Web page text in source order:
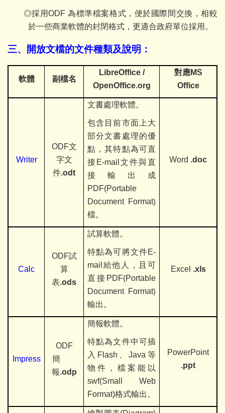
◎採用ODF為標準檔案格式，便於國際間交換，相較
於一些商業軟體的封閉格式，更適合政府單位採用。
三、開放文檔的文件種類及說明：
軟體 副檔名
LibreOffice /
OpenOffice.org
對應MS
Office
Writer
ODF文
字文
件.odt
文書處理軟體。
包含目前市面上大
部分文書處理的優
點，其特點為可直
接E-mail 文件與直
接輸出成
PDF(Portable
Document Format)
檔。
Word .doc
Calc
ODF試
算
表.ods
試算軟體。
特點為可將文件E-
mail 給他人，且可
直接PDF(Portable
Document Format)
輸出。
Excel .xls
Impress
ODF
簡
報.odp
簡報軟體。
特點為文件中可插
入Flash 、Java等
物件，檔案能以
swf(Small Web
Format)格式輸出。
PowerPoint
.ppt